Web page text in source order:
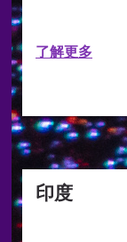
了解更多
印度